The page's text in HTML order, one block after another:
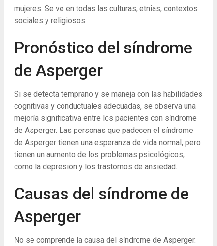
mujeres. Se ve en todas las culturas, etnias, contextos
sociales y religiosos.
Pronóstico del síndrome
de Asperger
Si se detecta temprano y se maneja con las habilidades
cognitivas y conductuales adecuadas, se observa una
mejoría significativa entre los pacientes con síndrome
de Asperger. Las personas que padecen el síndrome
de Asperger tienen una esperanza de vida normal, pero
tienen un aumento de los problemas psicológicos,
como la depresión y los trastornos de ansiedad.
Causas del síndrome de
Asperger
No se comprende la causa del síndrome de Asperger.